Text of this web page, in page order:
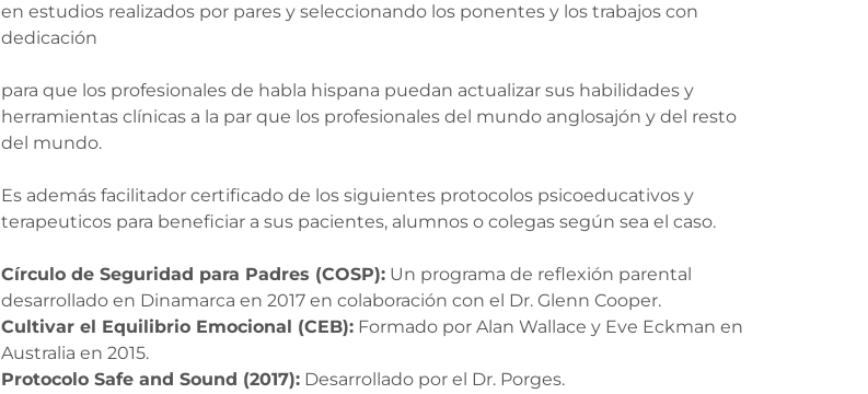
en estudios realizados por pares y seleccionando los ponentes y los trabajos con
dedicación
para que los profesionales de habla hispana puedan actualizar sus habilidades y
herramientas clínicas a la par que los profesionales del mundo anglosajón y del resto
del mundo.
Es además facilitador certificado de los siguientes protocolos psicoeducativos y
terapeuticos para beneficiar a sus pacientes, alumnos o colegas según sea el caso.
Círculo de Seguridad para Padres (COSP): Un programa de reflexión parental
desarrollado en Dinamarca en 2017 en colaboración con el Dr. Glenn Cooper.
Cultivar el Equilibrio Emocional (CEB): Formado por Alan Wallace y Eve Eckman en
Australia en 2015.
Protocolo Safe and Sound (2017): Desarrollado por el Dr. Porges.